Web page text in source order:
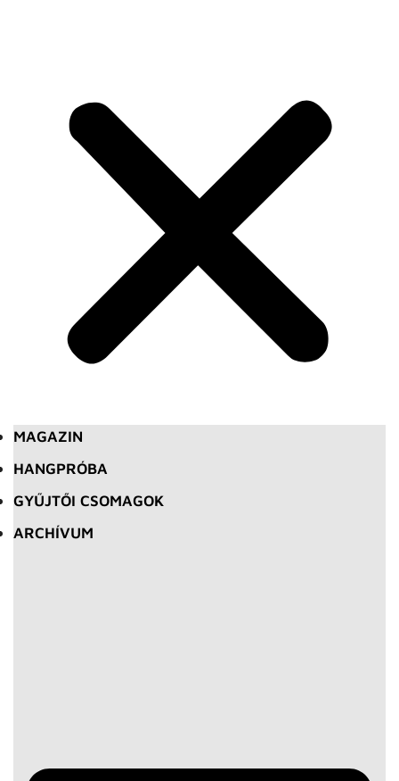
MAGAZIN
HANGPRÓBA
GYŰJTŐI CSOMAGOK
ARCHÍVUM